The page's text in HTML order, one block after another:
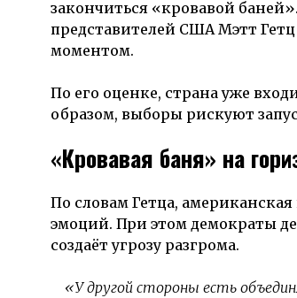
закончиться «кровавой
представителей США Мэтт
моментом.
По его оценке, страна уже
образом, выборы рискуют
«Кровавая баня» на
По словам Гетца,
эмоций. При этом демократы
создаёт угрозу разгрома.
«У другой стороны есть